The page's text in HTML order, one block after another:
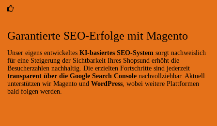
Garantierte SEO-Erfolge mit Magento
Unser eigens entwickeltes KI-basiertes SEO-System sorgt nachweislich
für eine Steigerung der Sichtbarkeit Ihres Shopsund erhöht die
Besucherzahlen nachhaltig. Die erzielten Fortschritte sind jederzeit
transparent über die Google Search Console nachvollziehbar. Aktuell
unterstützen wir Magento und WordPress , wobei weitere Plattformen
bald folgen werden.